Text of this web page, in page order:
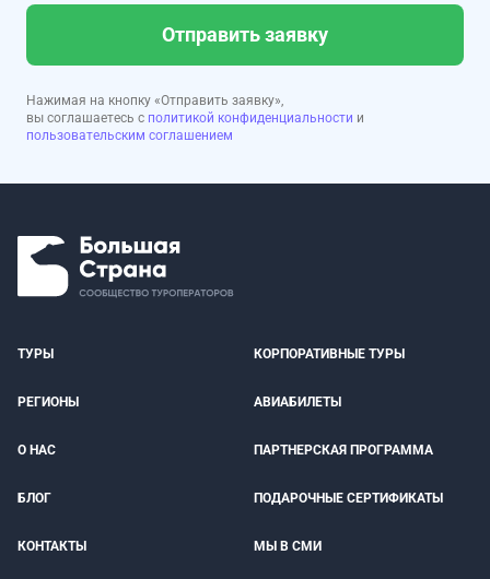
Отправить заявку
Нажимая на кнопку «Отправить заявку»,
вы соглашаетесь с политикой конфиденциальности и
пользовательским соглашением
ТУРЫ КОРПОРАТИВНЫЕ ТУРЫ
РЕГИОНЫ АВИАБИЛЕТЫ
О НАС ПАРТНЕРСКАЯ ПРОГРАММА
БЛОГ ПОДАРОЧНЫЕ СЕРТИФИКАТЫ
КОНТАКТЫ МЫ В СМИ